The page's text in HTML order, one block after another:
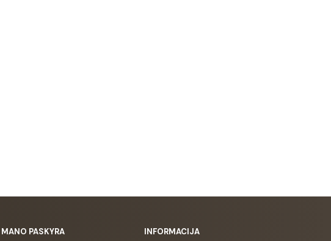
MANO PASKYRA INFORMACIJA